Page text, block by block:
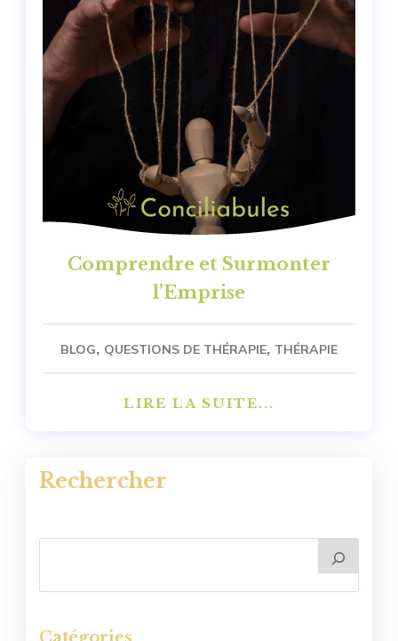
Comprendre et Surmonter
l’Emprise
BLOG, QUESTIONS DE THÉRAPIE, THÉRAPIE
LIRE LA SUITE...
Rechercher